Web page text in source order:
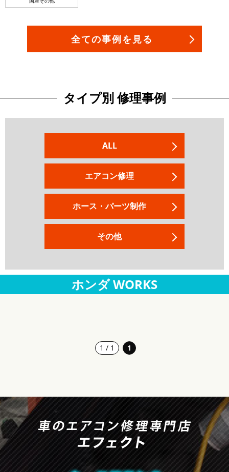
全ての事例を見る
タイプ別 修理事例
ALL
エアコン修理
ホース・パーツ制作
その他
ホンダ WORKS
1 / 1 1